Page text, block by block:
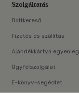
Szolgáltatás
Boltkereső
Fizetés és szállítás
Ajándékkártya
Ügyfélszolgálat
E-könyv-segédlet